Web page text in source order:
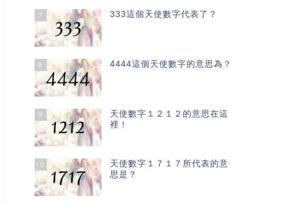
7 333這個天使數字代表了？
8 4444這個天使數字的意思為？
9
天使數字１２１２的意思在這
裡！
10
天使數字１７１７所代表的意
思是？